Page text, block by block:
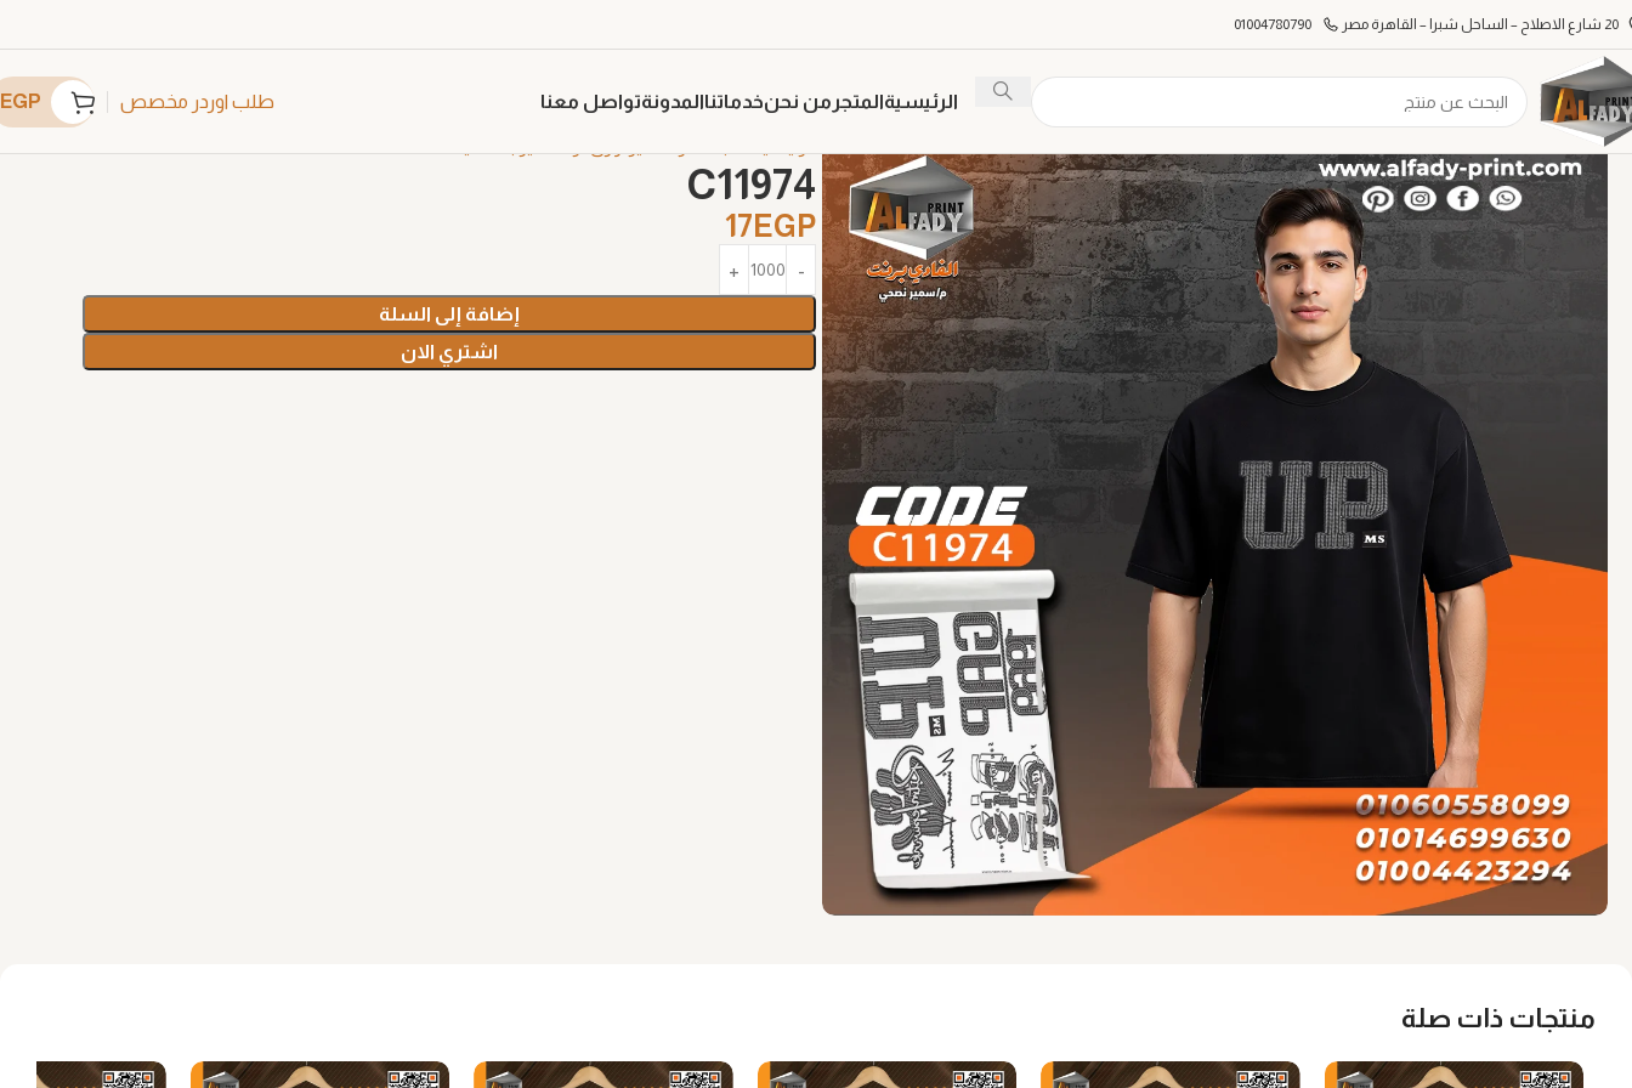
20 شارع الاصلاح – الساحل شبرا – القاهرة مصر 01004780790
الرئيسيةالمتجر من نحنخدماتناالمدونةتواصل معنا طلب اوردر مخصص EGP
C11974
17 EGP
إضافة إلى السلة
اشتري الان
منتجات ذات صلة